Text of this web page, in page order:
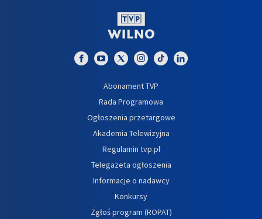
Abonament TVP
Rada Programowa
Ogłoszenia przetargowe
Akademia Telewizyjna
Regulamin tvp.pl
Telegazeta ogłoszenia
Informacje o nadawcy
Konkursy
Zgłoś program (ROPAT)